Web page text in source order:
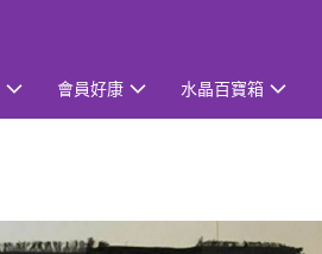
會員好康 水晶百寶箱